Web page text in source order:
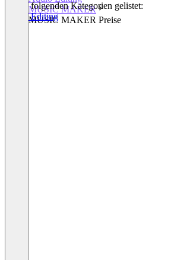
MUSIC MAKER
MUSIC MAKER Preise
In den folgenden Kategorien gelistet:
Audio Editing